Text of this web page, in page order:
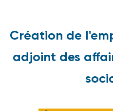
Création de
adjoint des